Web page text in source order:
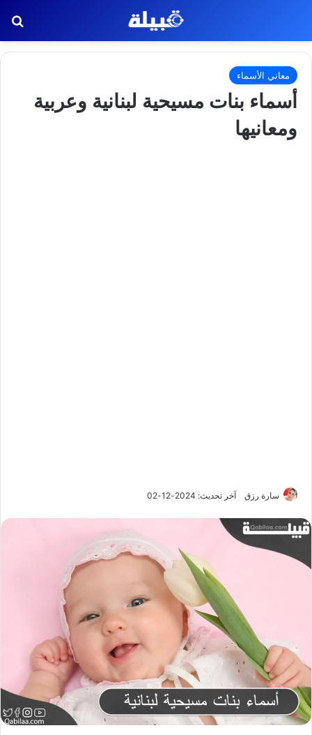
معاني الأسماء
أسماء بنات مسيحية لبنانية وعربية
ومعانيها
سارة رزق آخر تحديث: 2024-12-02